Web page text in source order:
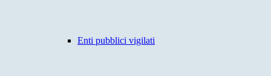
Enti pubblici vigilati